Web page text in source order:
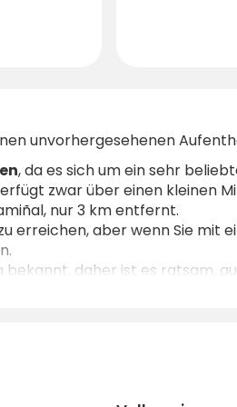
unvorhergesehenen
, da es sich um ein sehr
zwar über einen kleinen
nur 3 km entfernt.
erreichen, aber wenn Sie mit
bekannt, daher ist es ratsam,